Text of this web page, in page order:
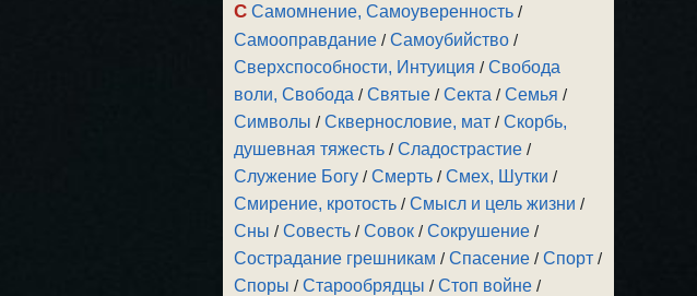
С Самомнение, Самоуверенность /
Самооправдание /Самоубийство /
Сверхспособности, Интуиция /Свобода
воли, Свобода /Святые /Секта /Семья /
Символы /Сквернословие, мат /Скорбь,
душевная тяжесть /Сладострастие /
Служение Богу /Смерть /Смех, Шутки /
Смирение, кротость /Смысл и цель жизни /
Сны /Совесть /Совок /Сокрушение /
Сострадание грешникам /Спасение /Спорт /
Споры /Старообрядцы /Стоп войне /